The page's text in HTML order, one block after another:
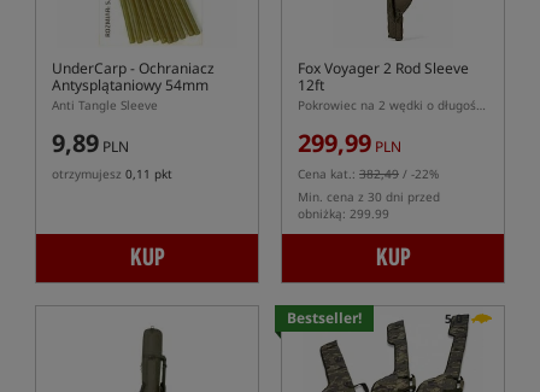
UnderCarp- Ochraniacz
Antysplątaniowy 54mm
Anti Tangle Sleeve
9,89 PLN
otrzymujesz 0,11 pkt
KUP
Fox Voyager 2 Rod Sleeve
12ft
Pokrowiec na 2 wędki o długości 12ft
299,99 PLN
Cena kat.: 382,49 / -22%
Min. cena z 30 dni przed
obniżką: 299.99
KUP
Bestseller! 5,0